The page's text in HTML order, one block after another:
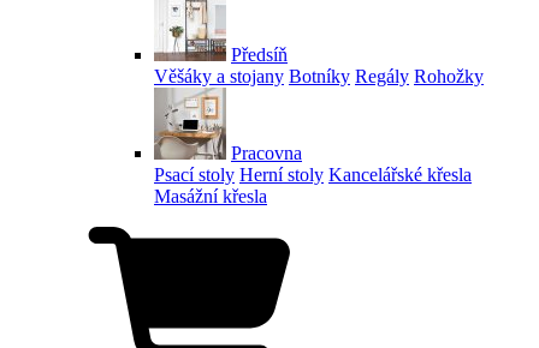
Předsíň
Věšáky a stojany Botníky Regály Rohožky
Pracovna
Psací stoly Herní stoly Kancelářské křesla
Masážní křesla